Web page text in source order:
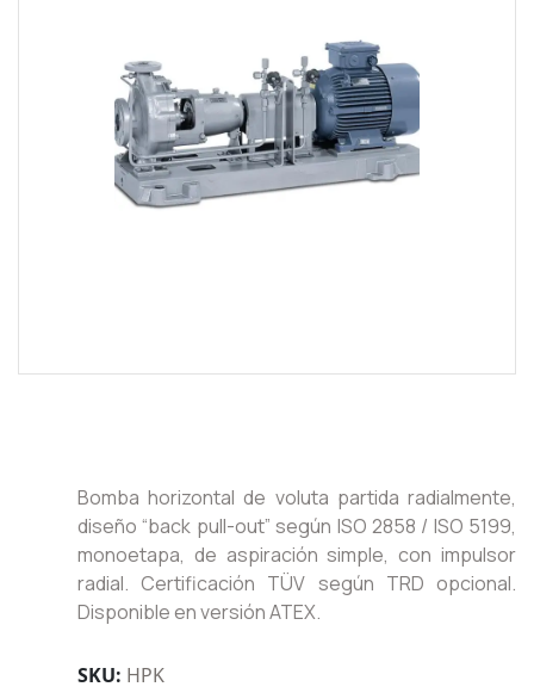
Bomba horizontal de voluta partida radialmente,
diseño “back pull-out” según ISO 2858 / ISO 5199,
monoetapa, de aspiración simple, con impulsor
radial. Certificación TÜV según TRD opcional.
Disponible en versión ATEX.
SKU: HPK